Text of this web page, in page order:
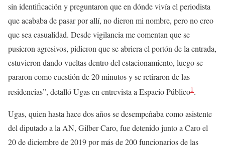
sin identificación y preguntaron que en dónde vivía el periodista
que acababa de pasar por allí, no dieron mi nombre, pero no creo
que sea casualidad. Desde vigilancia me comentan que se
pusieron agresivos, pidieron que se abriera el portón de la entrada,
estuvieron dando vueltas dentro del estacionamiento, luego se
pararon como cuestión de 20 minutos y se retiraron de las
residencias”, detalló Ugas en entrevista a Espacio Público1.
Ugas, quien hasta hace dos años se desempeñaba como asistente
del diputado a la AN, Gilber Caro, fue detenido junto a Caro el
20 de diciembre de 2019 por más de 200 funcionarios de las